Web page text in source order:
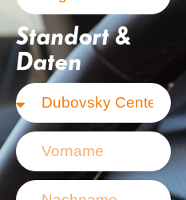
Standort &
Daten